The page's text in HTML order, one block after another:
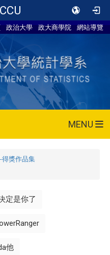
政治大學 政大商學院 網站導覽
MENU
得獎作品集
定是你了
他